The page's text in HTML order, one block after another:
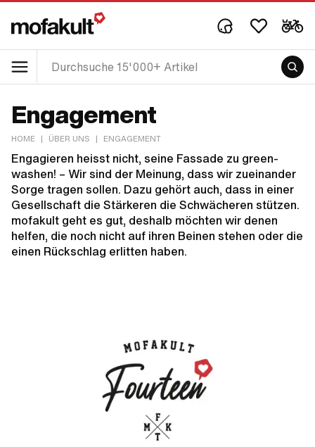
Engagement
HOME | ÜBER UNS | ENGAGEMENT
Engagieren heisst nicht, seine Fassade zu green-
washen! – Wir sind der Meinung, dass wir zueinander
Sorge tragen sollen. Dazu gehört auch, dass in einer
Gesellschaft die Stärkeren die Schwächeren stützen.
mofakult geht es gut, deshalb möchten wir denen
helfen, die noch nicht auf ihren Beinen stehen oder die
einen Rückschlag erlitten haben.